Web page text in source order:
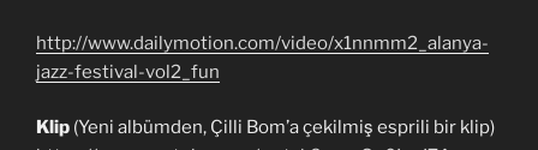
http://www.dailymotion.com/video/x1nnmm2_alanya-
jazz-festival-vol2_fun
Klip (Yeni albümden, Çilli Bom’a çekilmiş esprili bir klip)